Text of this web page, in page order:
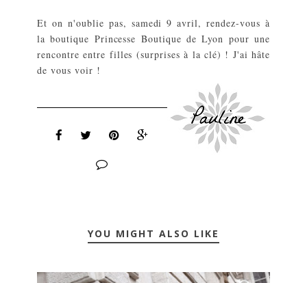
Et on n'oublie pas, samedi 9 avril, rendez-vous à
la boutique Princesse Boutique de Lyon pour une
rencontre entre filles (surprises à la clé) ! J'ai hâte
de vous voir !
YOU MIGHT ALSO LIKE